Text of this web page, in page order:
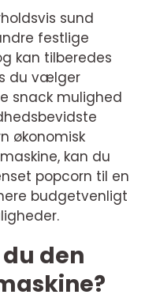
sund
festlige
kan tilberedes
du vælger
snack mulighed
økonomisk
kan du
popcorn til en
budgetvenligt
den